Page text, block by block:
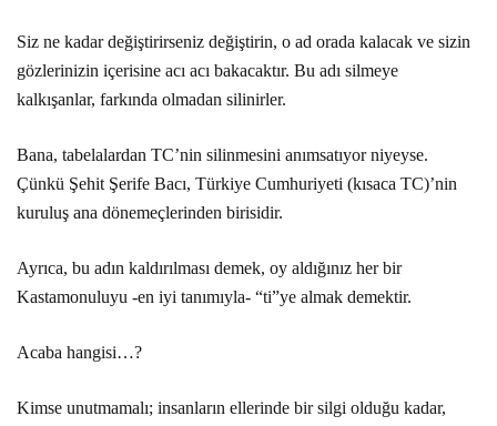
Siz ne kadar değiştirirseniz değiştirin, o ad orada kalacak ve sizin
gözlerinizin içerisine acı acı bakacaktır. Bu adı silmeye
kalkışanlar, farkında olmadan silinirler.
Bana, tabelalardan TC’nin silinmesini anımsatıyor niyeyse.
Çünkü Şehit Şerife Bacı, Türkiye Cumhuriyeti (kısaca TC)’nin
kuruluş ana dönemeçlerinden birisidir.
Ayrıca, bu adın kaldırılması demek, oy aldığınız her bir
Kastamonuluyu -en iyi tanımıyla- “ti”ye almak demektir.
Acaba hangisi…?
Kimse unutmamalı; insanların ellerinde bir silgi olduğu kadar,